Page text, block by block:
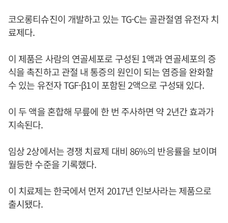
코오롱티슈진이 개발하고 있는 TG-C는 골관절염 유전자 치
료제다.
이 제품은 사람의 연골세포로 구성된 1액과 연골세포의 증
식을 촉진하고 관절 내 통증의 원인이 되는 염증을 완화할
수 있는 유전자 TGF-β1이 포함된 2액으로 구성돼 있다.
이 두 액을 혼합해 무릎에 한 번 주사하면 약 2년간 효과가
지속된다.
임상 2상에서는 경쟁 치료제 대비 86%의 반응률을 보이며
월등한 수준을 기록했다.
이 치료제는 한국에서 먼저 2017년 인보사라는 제품으로
출시됐다.